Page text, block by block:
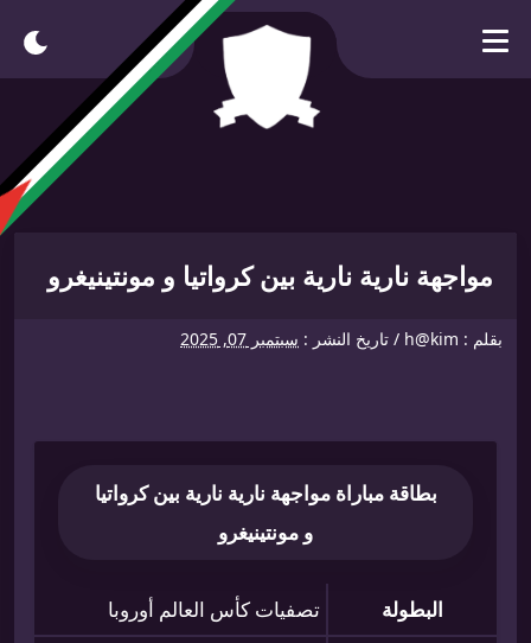
It’s Time You Knew — Click Here
مواجهة نارية نارية بين كرواتيا و مونتينيغرو
بقلم : h@kim
/ تاريخ النشر : سبتمبر 07, 2025
بطاقة مباراة مواجهة نارية نارية بين كرواتيا
و مونتينيغرو
البطولة
تصفيات كأس العالم أوروبا